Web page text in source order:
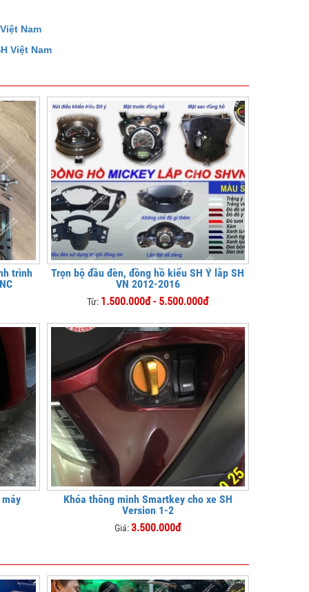
Nam
Việt Nam
trình
Trọn bộ đầu đèn, đồng hồ kiểu SH Ý lắp SH
VN 2012-2016
Từ: 1.500.000đ - 5.500.000đ
Khóa thông minh Smartkey cho xe SH
Version 1-2
Giá:3.500.000đ